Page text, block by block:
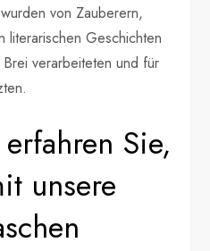
von Zauberern,
literarischen Geschichten
verarbeiteten und für
Sie,
unsere